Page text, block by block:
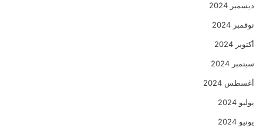
ديسمبر 2024
نوفمبر 2024
أكتوبر 2024
سبتمبر 2024
أغسطس 2024
يوليو 2024
يونيو 2024